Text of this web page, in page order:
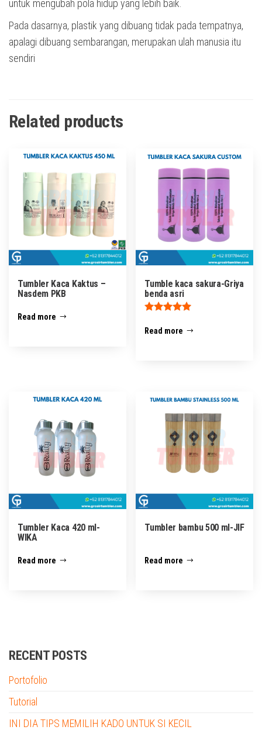
untuk mengubah pola hidup yang lebih baik.
Pada dasarnya, plastik yang dibuang tidak pada tempatnya,
apalagi dibuang sembarangan, merupakan ulah manusia itu
sendiri
Related products
Tumbler Kaca Kaktus –
Nasdem PKB
Read more
Tumble kaca sakura-Griya
benda asri
5.00
Read more
Tumbler Kaca 420 ml-
WIKA
Read more
Tumbler bambu 500 ml-JIF
Read more
RECENT POSTS
Portofolio
Tutorial
INI DIA TIPS MEMILIH KADO UNTUK SI KECIL